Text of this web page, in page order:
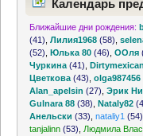
Календарь
Ближайшие дни рождения:
(41) ,Лилия1968 (58) ,
(52) ,Юлька 80 (46) ,ООля
Чуркина (41) ,Dirtymexican
Цветкова (43) ,olga987456
Alan_apelsin (27) ,Эрик
Gulnara 88 (38) ,Nataly82
Анельски (33) ,nataliy1 (54)
tanjalinn (53) Людмила